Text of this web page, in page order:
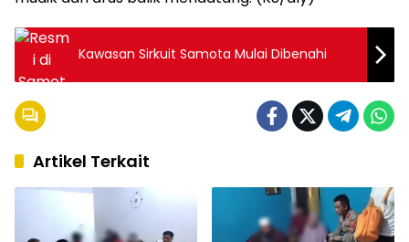
Kawasan Sirkuit Samota Mulai Dibenahi
Artikel Terkait